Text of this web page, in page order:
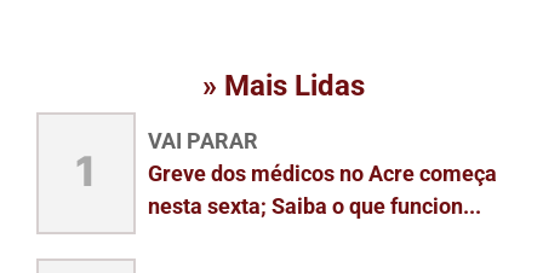
» Mais Lidas
1
VAI PARAR
Greve dos médicos no Acre começa
nesta sexta; Saiba o que funcion...